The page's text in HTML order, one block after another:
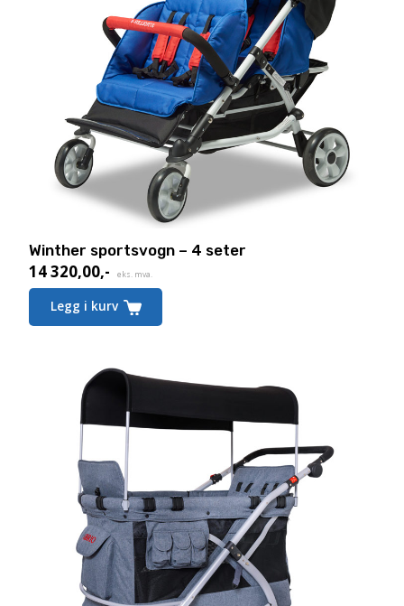
Winther sportsvogn – 4 seter
14 320,00,- eks. mva.
Legg i kurv